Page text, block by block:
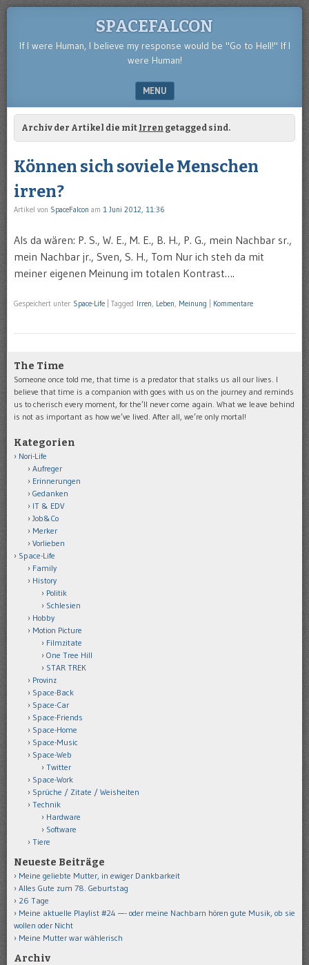
SPACEFALCON
If I were Human, I believe my response would be "Go to Hell!" If I
were Human!
MENU
SKIP TO CONTENT
Archiv der Artikel die mit Irren getagged sind.
Können sich soviele Menschen
irren?
Artikel von SpaceFalcon am 1 Juni 2012, 11:36
Als da wären: P. S., W. E., M. E., B. H., P. G., mein Nachbar sr.,
mein Nachbar jr., Sven, S. H., Tom Nur ich steh da mit
meiner eigenen Meinung im totalen Kontrast….
Gespeichert unter Space-Life Tagged Irren, Leben, Meinung Kommentare
The Time
Someone once told me, that time is a predator that stalks us all our lives. I
believe that time is a companion with goes with us on the journey and reminds
us to cherisch every moment, for the’ll never come again. What we leave behind
is not as important as how we’ve lived. After all, we’re only mortal!
Kategorien
Nori-Life
Aufreger
Erinnerungen
Gedanken
IT & EDV
Job&Co
Merker
Vorlieben
Space-Life
Family
History
Politik
Schlesien
Hobby
Motion Picture
Filmzitate
One Tree Hill
STAR TREK
Provinz
Space-Back
Space-Car
Space-Friends
Space-Home
Space-Music
Space-Web
Twitter
Space-Work
Sprüche / Zitate / Weisheiten
Technik
Hardware
Software
Tiere
Neueste Beiträge
Meine geliebte Mutter, in ewiger Dankbarkeit
Alles Gute zum 78. Geburtstag
26 Tage
Meine aktuelle Playlist #24 —- oder meine Nachbarn hören gute Musik, ob sie
wollen oder Nicht
Meine Mutter war wählerisch
Archiv